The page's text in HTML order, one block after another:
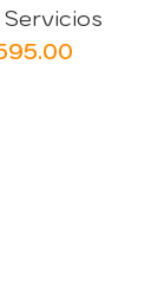
Servicios